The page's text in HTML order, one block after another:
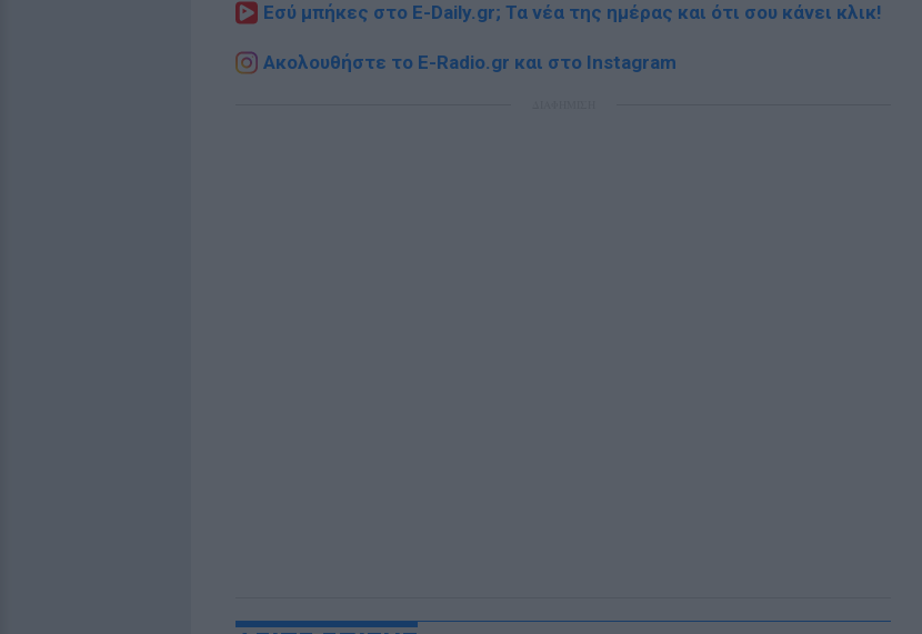
Εσύ μπήκες στο E-Daily.gr; Τα νέα της ημέρας και ότι σου κάνει κλικ!
Ακολουθήστε το E-Radio.gr και στο Instagram